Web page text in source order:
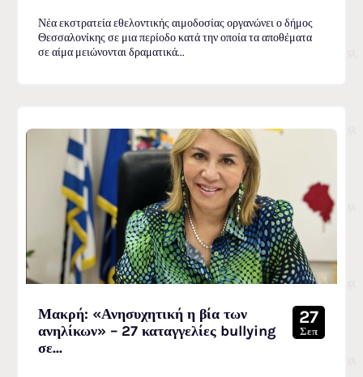
Νέα εκστρατεία εθελοντικής αιμοδοσίας οργανώνει ο δήμος
Θεσσαλονίκης σε μια περίοδο κατά την οποία τα αποθέματα
σε αίμα μειώνονται δραματικά...
Μακρή: «Ανησυχητική η βία των
ανηλίκων» – 27 καταγγελίες bullying
σε...
27
Σεπ